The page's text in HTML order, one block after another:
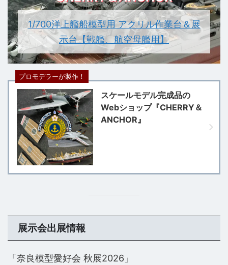
1/700洋上艦船模型用 アクリル作業台＆展
示台【戦艦、航空母艦用】
スケールモデル完成品の
Webショップ『CHERRY＆
ANCHOR』
プロモデラーが製作！
展示会出展情報
「奈良模型愛好会 秋展2026」